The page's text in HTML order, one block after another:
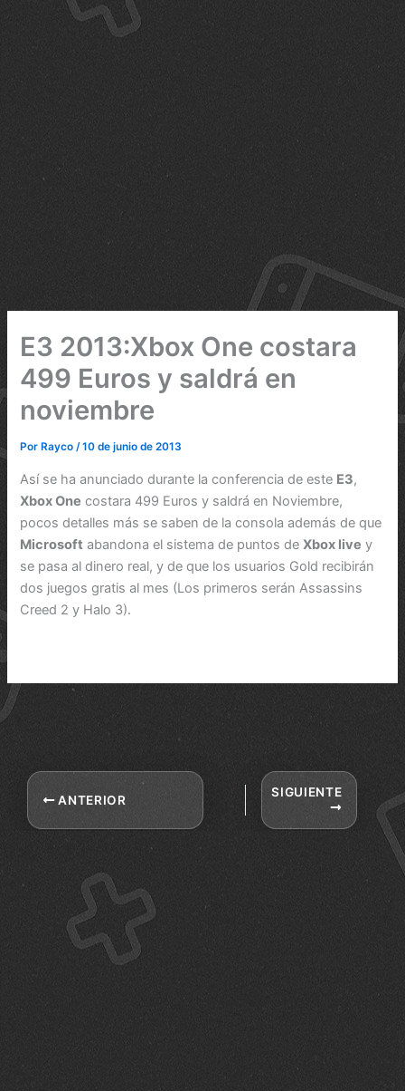
E3 2013:Xbox One costara
499 Euros y saldrá en
noviembre
Por Rayco/10 de junio de 2013
Así se ha anunciado durante la conferencia de este E3,
Xbox One costara 499 Euros y saldrá en Noviembre,
pocos detalles más se saben de la consola además de que
Microsoft abandona el sistema de puntos deXbox live y
se pasa al dinero real, y de que los usuarios Gold recibirán
dos juegos gratis al mes (Los primeros serán Assassins
Creed 2 y Halo 3).
ANTERIOR
SIGUIENTE